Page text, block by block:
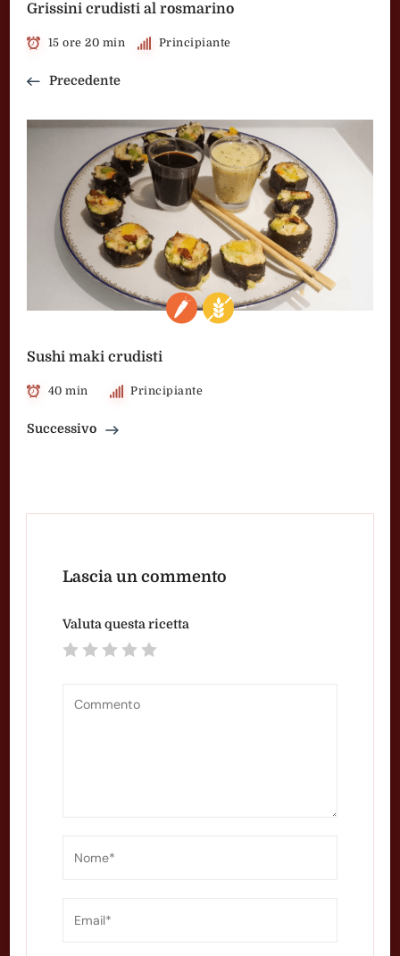
Grissini crudisti al rosmarino
15 ore 20 min Principiante
Precedente
Sushi maki crudisti
40 min Principiante
Successivo
Lascia un commento
Valuta questa ricetta